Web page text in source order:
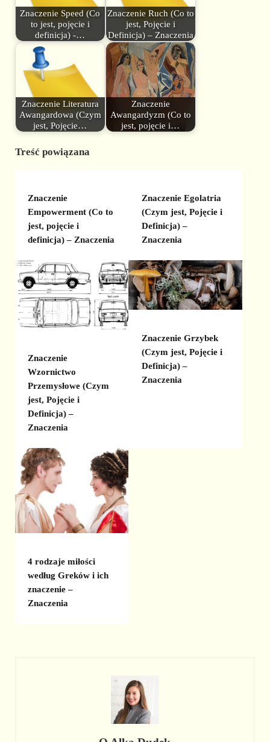
Znaczenie Speed (Co
to jest, pojęcie i
definicja) -…
Znaczenie Ruch (Co to
jest, Pojęcie i
Definicja) – Znaczenia
Znaczenie Literatura
Awangardowa (Czym
jest, Pojęcie…
Znaczenie
Awangardyzm (Co to
jest, pojęcie i…
Treść powiązana
Znaczenie
Empowerment (Co to
jest, pojęcie i
definicja) – Znaczenia
Znaczenie Egolatria
(Czym jest, Pojęcie i
Definicja) –
Znaczenia
Znaczenie
Wzornictwo
Przemysłowe (Czym
jest, Pojęcie i
Definicja) –
Znaczenia
Znaczenie Grzybek
(Czym jest, Pojęcie i
Definicja) –
Znaczenia
4 rodzaje miłości
według Greków i ich
znaczenie –
Znaczenia